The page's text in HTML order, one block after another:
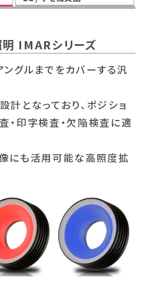
IMARシリーズ
グルまでをカバーする汎
となっており、ポジショ
・印字検査・欠陥検査に適
にも活用可能な高照度拡